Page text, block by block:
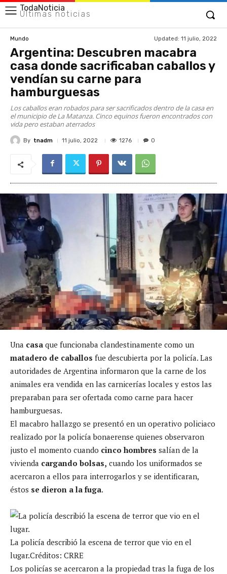
TodaNoticia
Últimas noticias
Mundo Updated: 11 julio, 2022
Argentina: Descubren macabra
casa donde sacrificaban caballos y
vendían su carne para
hamburguesas
Los caballos eran robados para ser sacrificados dentro de la casa en
el municipio de La Matanza. Cinco equinos fueron encontrados con
vida pero estaban aterrados
By tnadm 11 julio, 2022 1276 0
Una casa que funcionaba clandestinamente como un
matadero de caballos fue descubierta por la policía. Las
autoridades de Argentina informaron que la carne de los
animales era vendida en las carnicerías locales y estos las
preparaban para ser ofertada como carne para hacer
hamburguesas.
El macabro hallazgo se presentó en un operativo policiaco
realizado por la policía bonaerense quienes observaron
justo el momento cuando cinco hombres salían de la
vivienda cargando bolsas, cuando los uniformados se
acercaron a ellos para interrogarlos y se identificaran,
éstos se dieron a la fuga.
La policía describió la escena de terror que vio en el
lugar.Créditos: CRRE
Los policías se acercaron a la propiedad tras la fuga de los